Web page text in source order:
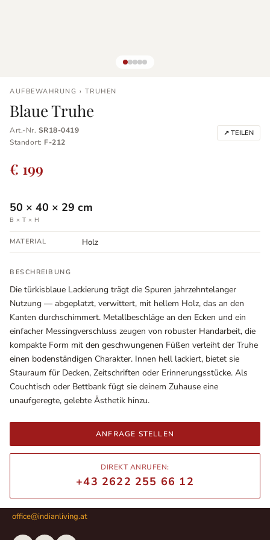
AUFBEWAHRUNG › TRUHEN
Blaue Truhe
Art.-Nr. SR18-0419
Standort: F-212
↗ TEILEN
€ 199
50 × 40 × 29 cm
B × T × H
MATERIAL Holz
BESCHREIBUNG
Die türkisblaue Lackierung trägt die Spuren jahrzehntelanger
Nutzung — abgeplatzt, verwittert, mit hellem Holz, das an den
Kanten durchschimmert. Metallbeschläge an den Ecken und ein
einfacher Messingverschluss zeugen von robuster Handarbeit, die
kompakte Form mit den geschwungenen Füßen verleiht der Truhe
einen bodenständigen Charakter. Innen hell lackiert, bietet sie
Stauraum für Decken, Zeitschriften oder Erinnerungsstücke. Als
Couchtisch oder Bettbank fügt sie deinem Zuhause eine
unaufgeregte, gelebte Ästhetik hinzu.
ANFRAGE STELLEN
DIREKT ANRUFEN:
+43 2622 255 66 12
Wiener Straße – Werkstraße 111
+43 2622 255 66 12
office@indianliving.at